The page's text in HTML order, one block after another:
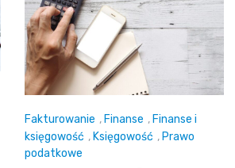
Fakturowanie , Finanse , Finanse i
księgowość , Księgowość , Prawo
podatkowe